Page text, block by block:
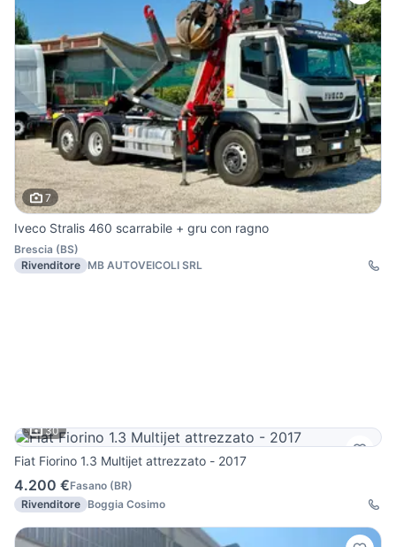
7
Iveco Stralis 460 scarrabile + gru con ragno
Brescia (BS)
Rivenditore MB AUTOVEICOLI SRL
30
Fiat Fiorino 1.3 Multijet attrezzato - 2017
4.200 €Fasano (BR)
Rivenditore Boggia Cosimo